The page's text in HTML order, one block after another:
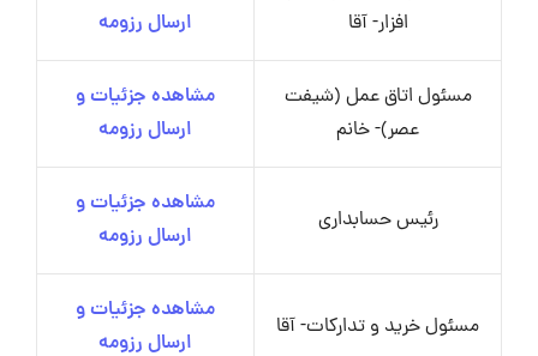
افزار- آقا
ارسال رزومه
مسئول اتاق عمل (شیفت
عصر)- خانم
مشاهده جزئیات و
ارسال رزومه
رئیس حسابداری
مشاهده جزئیات و
ارسال رزومه
مسئول خرید و تدارکات- آقا
مشاهده جزئیات و
ارسال رزومه